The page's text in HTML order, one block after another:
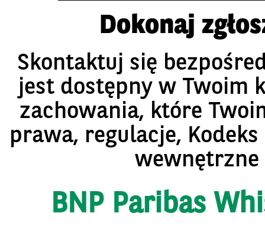
Dokonaj
Skontaktuj się
jest dostępny w Twoim
zachowania, które
prawa, regulacje,
wewnętrzne
BNP Paribas